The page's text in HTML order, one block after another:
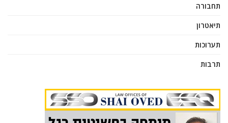
תחבורה
תיאטרון
תערוכות
תרבות